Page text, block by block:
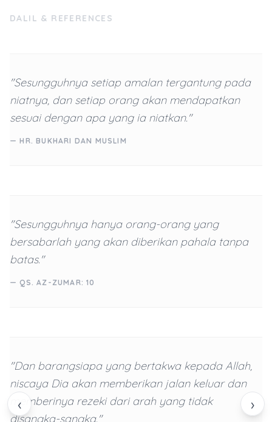
‹ ›
DALIL & REFERENCES
"Sesungguhnya setiap amalan tergantung pada
niatnya, dan setiap orang akan mendapatkan
sesuai dengan apa yang ia niatkan."
— HR. BUKHARI DAN MUSLIM
"Sesungguhnya hanya orang-orang yang
bersabarlah yang akan diberikan pahala tanpa
batas."
— QS. AZ-ZUMAR: 10
"Dan barangsiapa yang bertakwa kepada Allah,
niscaya Dia akan memberikan jalan keluar dan
memberinya rezeki dari arah yang tidak
disangka-sangka."